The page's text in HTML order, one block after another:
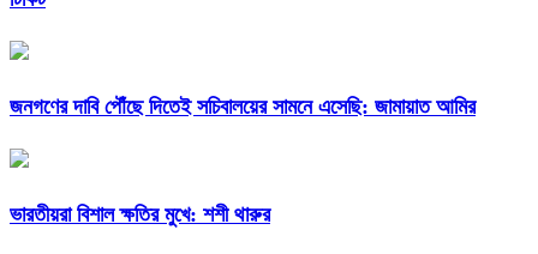
জনগণের দাবি পৌঁছে দিতেই সচিবালয়ের সামনে এসেছি: জামায়াত আমির
ভারতীয়রা বিশাল ক্ষতির মুখে: শশী থারুর